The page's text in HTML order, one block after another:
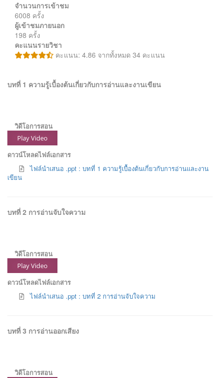
จำนวนการเข้าชม
6008 ครั้ง
ผู้เข้าชมภายนอก
198 ครั้ง
คะแนนรายวิชา
คะแนน: 4.86 จากทั้งหมด 34 คะแนน
บทที่ 1 ความรู้เบื้องต้นเกี่ยวกับการอ่านและงานเขียน
วิดีโอการสอน
Play Video
ดาวน์โหลดไฟล์เอกสาร
ไฟล์นำเสนอ .ppt : บทที่ 1 ความรู้เบื้องต้นเกี่ยวกับการอ่านและงาน
เขียน
บทที่ 2 การอ่านจับใจความ
วิดีโอการสอน
Play Video
ดาวน์โหลดไฟล์เอกสาร
ไฟล์นำเสนอ .ppt : บทที่ 2 การอ่านจับใจความ
บทที่ 3 การอ่านออกเสียง
วิดีโอการสอน